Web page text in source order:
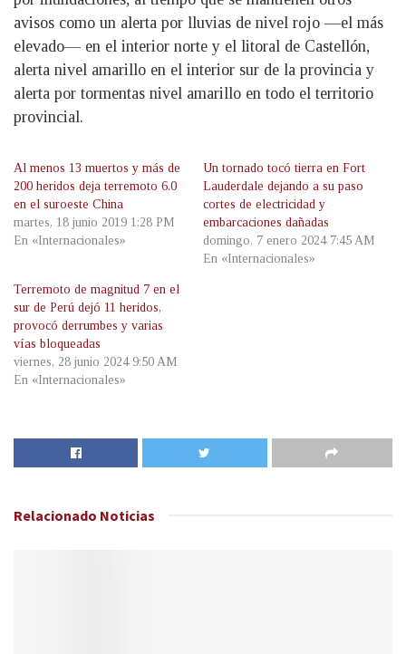
avisos como un alerta por lluvias de nivel rojo —el más
elevado— en el interior norte y el litoral de Castellón,
alerta nivel amarillo en el interior sur de la provincia y
alerta por tormentas nivel amarillo en todo el territorio
provincial.
Al menos 13 muertos y más de
200 heridos deja terremoto 6.0
en el suroeste China
martes, 18 junio 2019 1:28 PM
En «Internacionales»
Un tornado tocó tierra en Fort
Lauderdale dejando a su paso
cortes de electricidad y
embarcaciones dañadas
domingo, 7 enero 2024 7:45 AM
En «Internacionales»
Terremoto de magnitud 7 en el
sur de Perú dejó 11 heridos,
provocó derrumbes y varias
vías bloqueadas
viernes, 28 junio 2024 9:50 AM
En «Internacionales»
Relacionado Noticias